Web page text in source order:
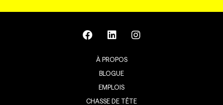
À PROPOS
BLOGUE
EMPLOIS
CHASSE DE TÊTE